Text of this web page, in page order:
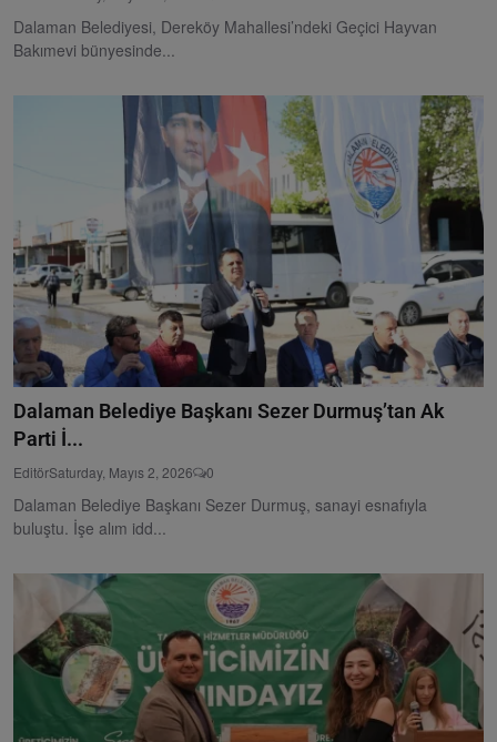
Dalaman Belediyesi, Dereköy Mahallesi’ndeki Geçici Hayvan
Bakımevi bünyesinde...
Dalaman Belediye Başkanı Sezer Durmuş’tan Ak
Parti İ...
EditörSaturday, Mayıs 2, 2026 0
Dalaman Belediye Başkanı Sezer Durmuş, sanayi esnafıyla
buluştu. İşe alım idd...